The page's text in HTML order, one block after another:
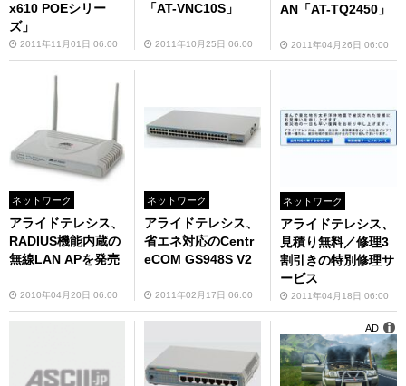
x610 POEシリー
ズ」
2011年11月01日 06:00
「AT-VNC10S」
2011年10月25日 06:00
AN「AT-TQ2450」
2011年04月26日 06:00
ネットワーク
アライドテレシス、
RADIUS機能内蔵の
無線LAN APを発売
2010年04月20日 06:00
ネットワーク
アライドテレシス、
省エネ対応のCentr
eCOM GS948S V2
2011年02月17日 06:00
ネットワーク
アライドテレシス、
見積り無料／修理3
割引きの特別修理サ
ービス
2011年04月18日 06:00
AD